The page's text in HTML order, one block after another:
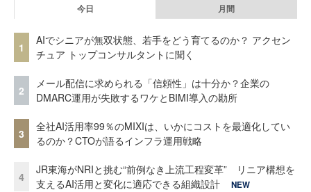
今日 月間
1
AIでシニアが無双状態、若手をどう育てるのか？ アクセン
チュア トップコンサルタントに聞く
2
メール配信に求められる「信頼性」は十分か？企業の
DMARC運用が失敗するワケとBIMI導入の勘所
3
全社AI活用率99％のMIXIは、いかにコストを最適化してい
るのか？CTOが語るインフラ運用戦略
4
JR東海がNRIと挑む“前例なき上流工程変革” リニア構想を
支えるAI活用と変化に適応できる組織設計
NEW